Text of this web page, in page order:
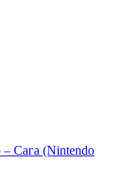
Сага (Nintendo